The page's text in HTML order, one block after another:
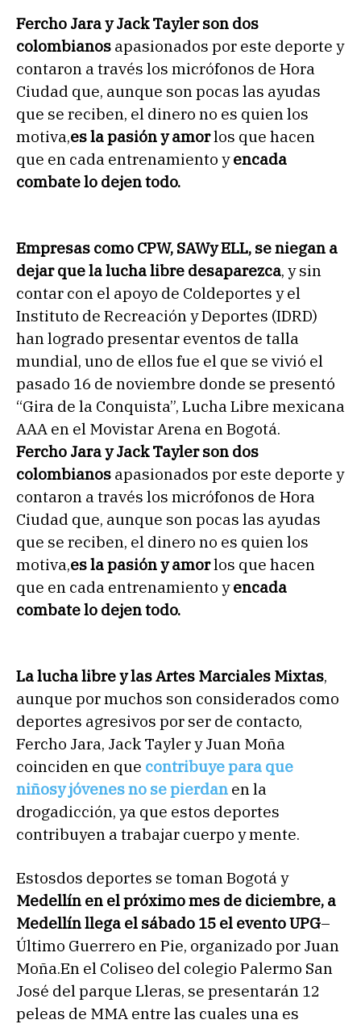
Fercho Jara y Jack Tayler son dos
colombianos apasionados por este deporte y
contaron a través los micrófonos de Hora
Ciudad que, aunque son pocas las ayudas
que se reciben, el dinero no es quien los
motiva,es la pasión y amorlos que hacen
que en cada entrenamiento yencada
combate lo dejen todo.
Empresas como CPW, SAWy ELL, se niegan a
dejar que la lucha libre desaparezca, y sin
contar con el apoyo de Coldeportes y el
Instituto de Recreación y Deportes (IDRD)
han logrado presentar eventos de talla
mundial, uno de ellos fue el que se vivió el
pasado 16 de noviembre donde se presentó
“Gira de la Conquista”, Lucha Libre mexicana
AAA en el Movistar Arena en Bogotá.
Fercho Jara y Jack Tayler son dos
colombianos apasionados por este deporte y
contaron a través los micrófonos de Hora
Ciudad que, aunque son pocas las ayudas
que se reciben, el dinero no es quien los
motiva,es la pasión y amorlos que hacen
que en cada entrenamiento yencada
combate lo dejen todo.
La lucha libre y las Artes Marciales Mixtas,
aunque por muchos son considerados como
deportes agresivos por ser de contacto,
Fercho Jara, Jack Tayler y Juan Moña
coinciden en que contribuye para que
niñosy jóvenes no se pierdan en la
drogadicción, ya que estos deportes
contribuyen a trabajar cuerpo y mente.
Estosdos deportes se toman Bogotá y
Medellín en el próximo mes de diciembre, a
Medellín llega el sábado 15 el evento UPG–
Último Guerrero en Pie, organizado por Juan
Moña.En el Coliseo del colegio Palermo San
José del parque Lleras, se presentarán 12
peleas de MMA entre las cuales una es